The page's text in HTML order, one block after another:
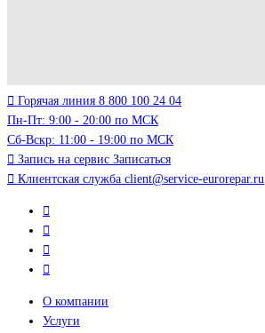
Горячая линия 8 800 100 24 04
Пн-Пт: 9:00 - 20:00 по МСК
Сб-Вскр: 11:00 - 19:00 по МСК
Запись на сервис Записаться
Клиентская служба client@service-eurorepar.ru
О компании
Услуги